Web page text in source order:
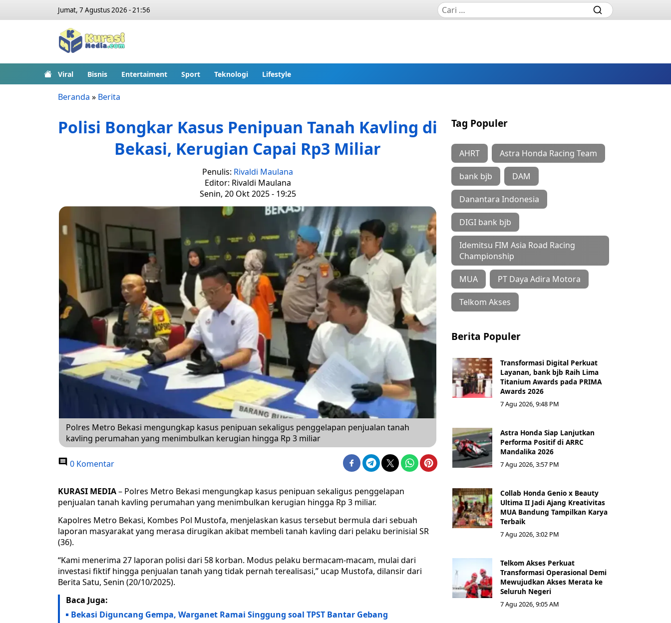
Jumat, 7 Agustus 2026 - 21:56
Viral Bisnis Entertaiment Sport Teknologi Lifestyle
Beranda » Berita
Polisi Bongkar Kasus Penipuan Tanah Kavling di
Bekasi, Kerugian Capai Rp3 Miliar
Penulis: Rivaldi Maulana
Editor: Rivaldi Maulana
Senin, 20 Okt 2025 - 19:25
Polres Metro Bekasi mengungkap kasus penipuan sekaligus penggelapan penjualan tanah
kavling perumahan yang menimbulkan kerugian hingga Rp 3 miliar
0 Komentar
KURASI MEDIA– Polres Metro Bekasi mengungkap kasus penipuan sekaligus penggelapan
penjualan tanah kavling perumahan yang menimbulkan kerugian hingga Rp 3 miliar.
Kapolres Metro Bekasi, Kombes Pol Mustofa, menjelaskan kasus tersebut bermula dari sebuah
laporan masyarakat yang merasa dirugikan akibat membeli tanah kavling dari pelaku berinisial SR
(36).
“Kami menerima 27 laporan polisi dari 58 korban. Modus pelaku bermacam-macam, mulai dari
investasi fiktif hingga penjualan tanah yang tidak pernah terealisasi,” ucap Mustofa, dilansir dari
Berita Satu, Senin (20/10/2025).
Baca Juga:
Bekasi Diguncang Gempa, Warganet Ramai Singgung soal TPST Bantar Gebang
Tag Populer
AHRT Astra Honda Racing Team
bank bjb DAM
Danantara Indonesia
DIGI bank bjb
Idemitsu FIM Asia Road Racing
Championship
MUA PT Daya Adira Motora
Telkom Akses
Berita Populer
Transformasi Digital Perkuat
Layanan, bank bjb Raih Lima
Titanium Awards pada PRIMA
Awards 2026
7 Agu 2026, 9:48 PM
Astra Honda Siap Lanjutkan
Performa Positif di ARRC
Mandalika 2026
7 Agu 2026, 3:57 PM
Collab Honda Genio x Beauty
Ultima II Jadi Ajang Kreativitas
MUA Bandung Tampilkan Karya
Terbaik
7 Agu 2026, 3:02 PM
Telkom Akses Perkuat
Transformasi Operasional Demi
Mewujudkan Akses Merata ke
Seluruh Negeri
7 Agu 2026, 9:05 AM